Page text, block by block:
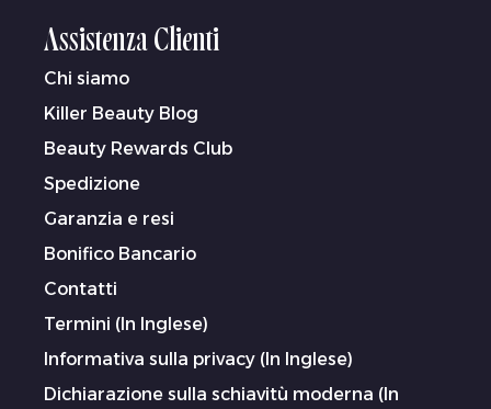
Assistenza Clienti
Chi siamo
Killer Beauty Blog
Beauty Rewards Club
Spedizione
Garanzia e resi
Bonifico Bancario
Contatti
Termini (In Inglese)
Informativa sulla privacy (In Inglese)
Dichiarazione sulla schiavitù moderna (In